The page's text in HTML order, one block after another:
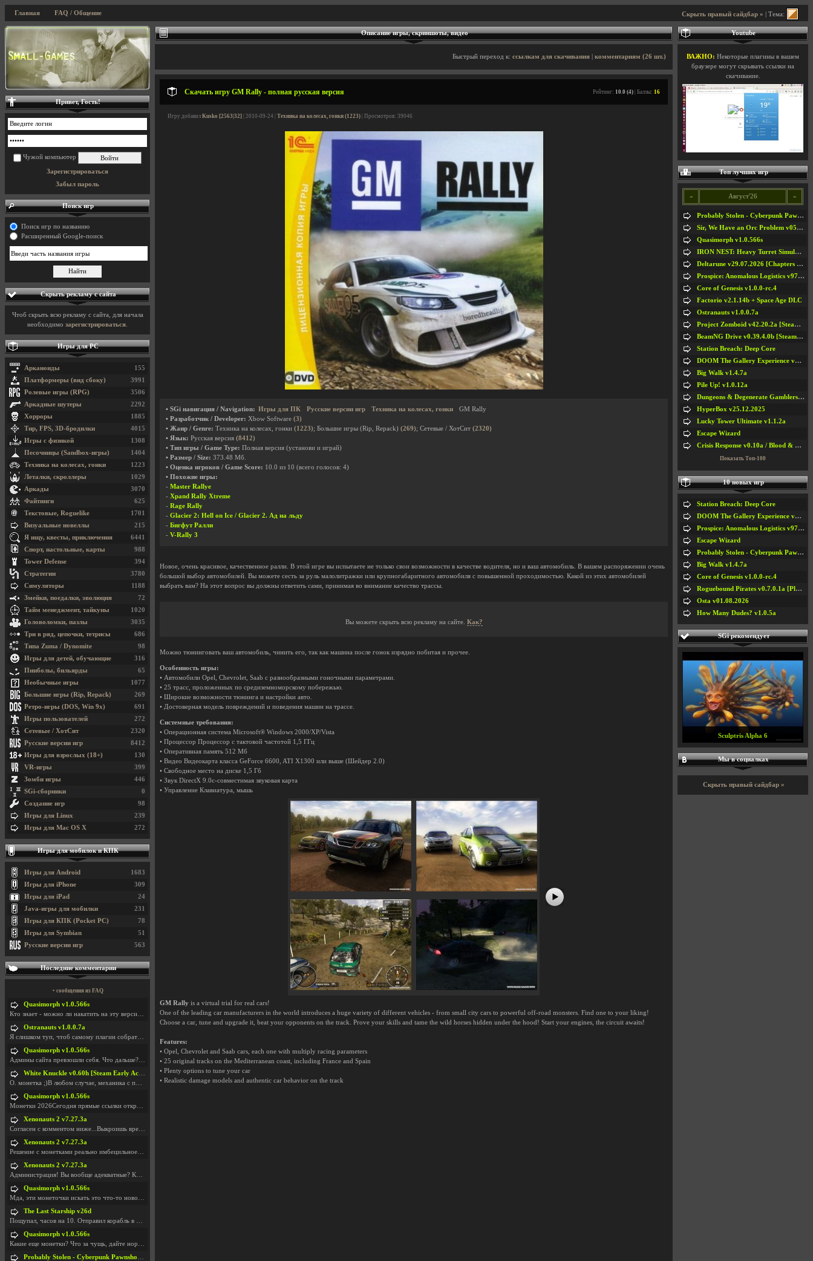
Скрыть правый сайдбар » | Тема:
Главная FAQ / Общение
Описание игры, скриншоты, видео
Быстрый переход к: ссылкам для скачивания комментариям (26 шт.)
Скачать игру GM Rally - полная русская версия Рейтинг: 10.0 (4) | Баллы: 16
Игру добавил Kusko [2563|32] | 2010-09-24 | Техника на колесах, гонки (1223) | Просмотров: 39046
• SGi навигация / Navigation: Игры для ПК Русские версии игр Техника на колесах, гонки
GM Rally
• Разработчик / Developer: Xbow Software (3)
• Жанр / Genre: Техника на колесах, гонки (1223); Большие игры (Rip, Repack) (269); Сетевые / ХотСит (2320)
• Язык: Русская версия (8412)
• Тип игры / Game Type: Полная версия (установи и играй)
• Размер / Size: 373.48 Мб.
• Оценка игроков / Game Score: 10.0 из 10 (всего голосов: 4)
• Похожие игры:
- Master Rallye
- Xpand Rally Xtreme
- Rage Rally
- Glacier 2: Hell on Ice / Glacier 2. Ад на льду
- Бигфут Ралли
- V-Rally 3
Новое, очень красивое, качественное ралли. В этой игре вы испытаете не только свои возможности в качестве водителя, но и ваш автомобиль. В вашем распоряжении очень
большой выбор автомобилей. Вы можете сесть за руль малолитражки или крупногабаритного автомобиля с повышенной проходимостью. Какой из этих автомобилей
выбрать вам? На этот вопрос вы должны ответить сами, принимая во внимание качество трассы.
Вы можете скрыть всю рекламу на сайте. Как?
Можно тюнинговать ваш автомобиль, чинить его, так как машина после гонок изрядно побитая и прочее.
Особенность игры:
• Автомобили Opel, Chevrolet, Saab с разнообразными гоночными параметрами.
• 25 трасс, проложенных по cредиземноморскому побережью.
• Широкие возможности тюнинга и настройки авто.
• Достоверная модель повреждений и поведения машин на трассе.
Системные требования:
• Операционная система Microsoft® Windows 2000/XP/Vista
• Процессор Процессор с тактовой частотой 1,5 ГГц
• Оперативная память 512 Мб
• Видео Видеокарта класса GeForce 6600, ATI X1300 или выше (Шейдер 2.0)
• Свободное место на диске 1,5 Гб
• Звук DirectX 9.0c-совместимая звуковая карта
• Управление Клавиатура, мышь
GM Rally is a virtual trial for real cars!
One of the leading car manufacturers in the world introduces a huge variety of different vehicles - from small city cars to powerful off-road monsters. Find one to your liking!
Choose a car, tune and upgrade it, beat your opponents on the track. Prove your skills and tame the wild horses hidden under the hood! Start your engines, the circuit awaits!
Features:
• Opel, Chevrolet and Saab cars, each one with multiply racing parameters
• 25 original tracks on the Mediterranean coast, including France and Spain
• Plenty options to tune your car
• Realistic damage models and authentic car behavior on the track
Привет, Гость!
Чужой компьютер
Зарегистрироваться
Забыл пароль
Поиск игр
Поиск игр по названию
Расширенный Google-поиск
Скрыть рекламу с сайта
Чтоб скрыть всю рекламу с сайта, для начала
необходимо зарегистрироваться
Игры для PC
155
Арканоиды
3991
Платформеры (вид сбоку)
3506
Ролевые игры (RPG)
2292
Аркадные шутеры
1885
Хорроры
4015
Тир, FPS, 3D-бродилки
1308
Игры с физикой
1404
Песочницы (Sandbox-игры)
1223
Техника на колесах, гонки
1029
Леталки, скроллеры
3070
Аркады
625
Файтинги
1701
Текстовые, Roguelike
215
Визуальные новеллы
6441
Я ищу, квесты, приключения
988
Спорт, настольные, карты
394
Tower Defense
3780
Стратегии
1188
Симуляторы
72
Змейки, поедалки, эволюция
1020
Тайм менеджмент, тайкуны
3035
Головоломки, пазлы
686
Три в ряд, цепочки, тетрисы
98
Типа Zuma / Dynomite
316
Игры для детей, обучающие
65
Пинболы, бильярды
1077
Необычные игры
269
Большие игры (Rip, Repack)
691
Ретро-игры (DOS, Win 9x)
272
Игры пользователей
2320
Сетевые / ХотСит
8412
Русские версии игр
130
Игры для взрослых (18+)
399
VR-игры
446
Зомби игры
0
SGi-сборники
98
Создание игр
239
Игры для Linux
272
Игры для Mac OS X
Игры для мобилок и КПК
1683
Игры для Android
309
Игры для iPhone
24
Игры для iPad
231
Java-игры для мобилки
78
Игры для КПК (Pocket PC)
51
Игры для Symbian
563
Русские версии игр
Последние комментарии
+ сообщения из FAQ
Quasimorph v1.0.566s
Кто знает - можно ли накатить на эту версию моды?
Ostranauts v1.0.0.7a
Я слишком туп, чтоб самому плагин собрать. И что-т
Quasimorph v1.0.566s
Админы сайта превзошли себя. Что дальше? Засунь се
White Knuckle v0.60h [Steam Early Access]
О. монетка ;)В любом случае, механика с поиском мо
Quasimorph v1.0.566s
Монетки 2026Сегодня прямые ссылки открываются посл
Xenonauts 2 v7.27.3a
Согласен с комментом ниже...Выкроишь время чтобы з
Xenonauts 2 v7.27.3a
Решение с монетками реально имбецильное. Как сдела
Xenonauts 2 v7.27.3a
Администрация! Вы вообще адекватные? Какие монетки
Quasimorph v1.0.566s
Мда, эти монеточки искать это что-то новое в сфере
The Last Starship v26d
Пощупал, часов на 10. Отправил корабль в другую Га
Quasimorph v1.0.566s
Какие еще монетки? Что за чущь, дайте нормально ск
Probably Stolen - Cyberpunk Pawnshop Simulator v048c [Playtest]
Youtube
ВАЖНО: Некоторые плагины в вашем
браузере могут скрывать ссылки на
скачивание.
Топ лучших игр
« Август'26 »
Probably Stolen - Cyberpunk Pawnshop Simulator v048c [Playtest]
Sir, We Have an Orc Problem v05.08.2026
Quasimorph v1.0.566s
IRON NEST: Heavy Turret Simulator v1.0a
Deltarune v29.07.2026 [Chapters 1-5] / + RUS [Chapters 1-5]
Prospice: Anomalous Logistics v97 [Playtest]
Core of Genesis v1.0.0-rc.4
Factorio v2.1.14b + Space Age DLC
Ostranauts v1.0.0.7a
Project Zomboid v42.20.2a [Steam Early Access]
BeamNG Drive v0.39.4.0b [Steam Early Access]
Station Breach: Deep Core
DOOM The Gallery Experience v1.4.2
Big Walk v1.4.7a
Pile Up! v1.0.12a
Dungeons & Degenerate Gamblers v2.0.2a
HyperBox v25.12.2025
Lucky Tower Ultimate v1.1.2a
Escape Wizard
Crisis Response v0.10a / Blood & Bullet
Показать Топ-100
10 новых игр
Station Breach: Deep Core
DOOM The Gallery Experience v1.4.2
Prospice: Anomalous Logistics v97 [Playtest]
Escape Wizard
Probably Stolen - Cyberpunk Pawnshop Simulator v048c [Playtest]
Big Walk v1.4.7a
Core of Genesis v1.0.0-rc.4
Roguebound Pirates v0.7.0.1a [Playtest]
Osta v01.08.2026
How Many Dudes? v1.0.5a
SGi рекомендует
Zuma's Revenge! v1.0.4 [Eng/Rus]
Мы в социалках
Скрыть правый сайдбар »